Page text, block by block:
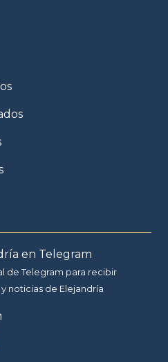
en Telegram
de Telegram para recibir
noticias de Elejandría